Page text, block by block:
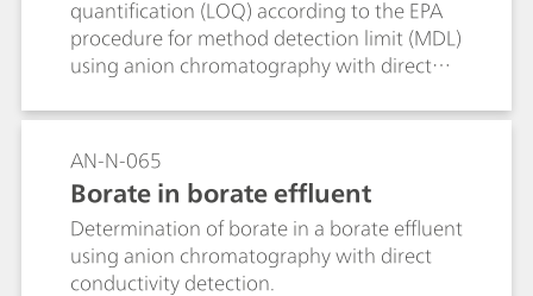
quantification (LOQ) according to the EPA
procedure for method detection limit (MDL)
using anion chromatography with direct
Calibration.
AN-N-065
Borate in borate effluent
Determination of borate in a borate effluent
using anion chromatography with direct
conductivity detection.